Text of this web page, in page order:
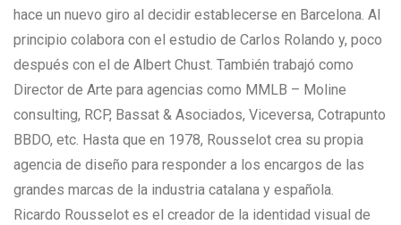
hace un nuevo giro al decidir establecerse en Barcelona. Al
principio colabora con el estudio de Carlos Rolando y, poco
después con el de Albert Chust. También trabajó como
Director de Arte para agencias como MMLB – Moline
consulting, RCP, Bassat & Asociados, Viceversa, Cotrapunto
BBDO, etc. Hasta que en 1978, Rousselot crea su propia
agencia de diseño para responder a los encargos de las
grandes marcas de la industria catalana y española.
Ricardo Rousselot es el creador de la identidad visual de